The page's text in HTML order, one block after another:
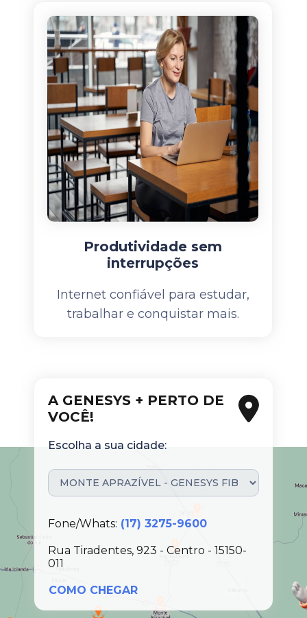
Produtividade sem
interrupções
Internet confiável para estudar,
trabalhar e conquistar mais.
A GENESYS + PERTO DE
VOCÊ!
Escolha a sua cidade:
Fone/Whats: (17) 3275-9600
Rua Tiradentes, 923 - Centro - 15150-
011
COMO CHEGAR